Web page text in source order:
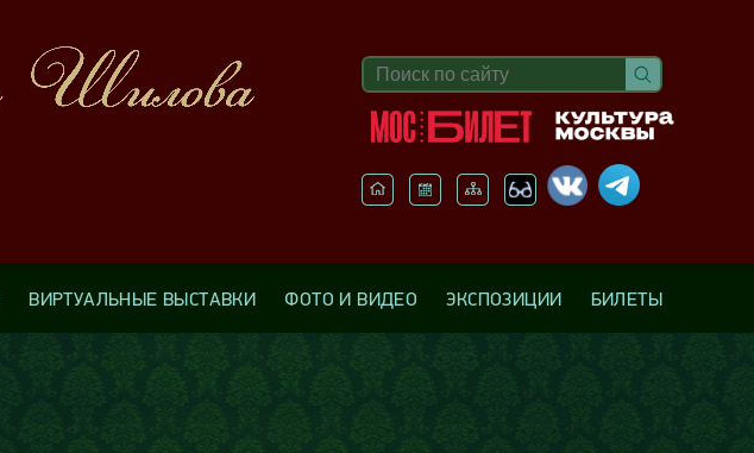
ВИРТУАЛЬНЫЕ ВЫСТАВКИ ФОТО И ВИДЕО ЭКСПОЗИЦИИ БИЛЕТЫ